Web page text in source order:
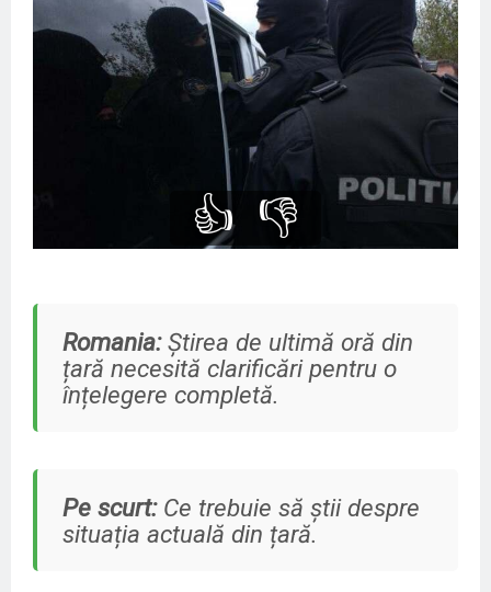
👍 👎
Romania:Știrea de ultimă oră din
țară necesită clarificări pentru o
înțelegere completă.
Pe scurt:Ce trebuie să știi despre
situația actuală din țară.